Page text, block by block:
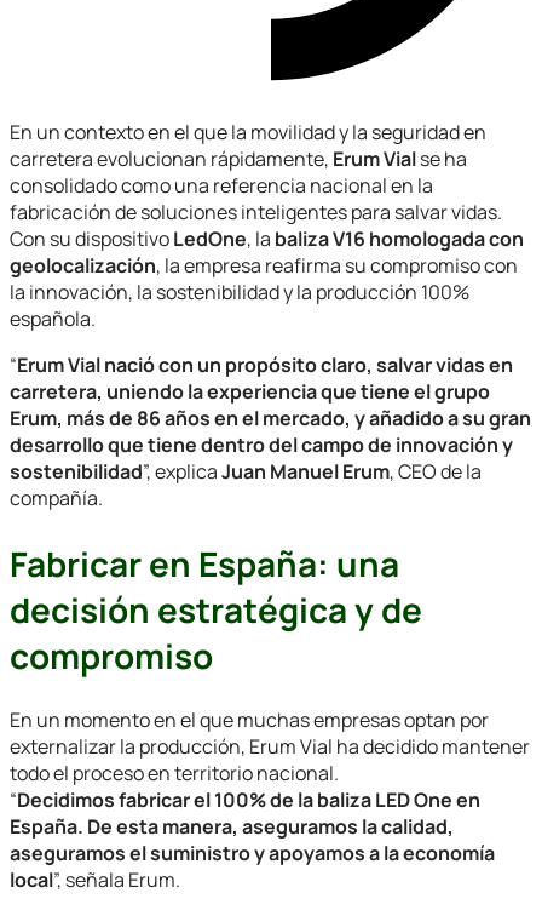
En un contexto en el que la movilidad y la seguridad en
carretera evolucionan rápidamente, Erum Vialse ha
consolidado como una referencia nacional en la
fabricación de soluciones inteligentes para salvar vidas.
Con su dispositivoLedOne, la baliza V16 homologada con
geolocalización, la empresa reafirma su compromiso con
la innovación, la sostenibilidad y la producción 100%
española.
“Erum Vial nació con un propósito claro, salvar vidas en
carretera, uniendo la experiencia que tiene el grupo
Erum, más de 86 años en el mercado, y añadido a su gran
desarrollo que tiene dentro del campo de innovación y
sostenibilidad”, explicaJuan Manuel Erum, CEO de la
compañía.
Fabricar en España: una
decisión estratégica y de
compromiso
En un momento en el que muchas empresas optan por
externalizar la producción, Erum Vial ha decidido mantener
todo el proceso en territorio nacional.
“Decidimos fabricar el 100% de la baliza LED One en
España. De esta manera, aseguramos la calidad,
aseguramos el suministro y apoyamos a la economía
local”, señala Erum.